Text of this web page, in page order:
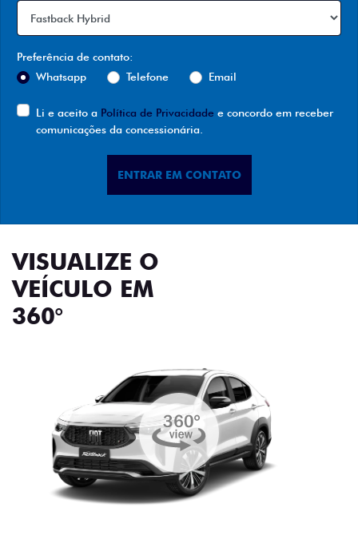
Preferência de contato:
Whatsapp
Telefone Email
Li e aceito a Política de Privacidade e concordo em receber
comunicações da concessionária.
ENTRAR EM CONTATO
VISUALIZE O
VEÍCULO EM
360°